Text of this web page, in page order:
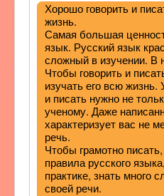
Хорошо говорить и
жизнь.
Самая большая
язык. Русский язык
сложный в изучении. В
Чтобы говорить и
изучать его всю
и писать нужно не
ученому. Даже
характеризует вас не
речь.
Чтобы грамотно
правила русского
практике, знать много
своей речи.